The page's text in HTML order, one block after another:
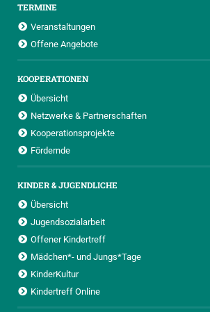
TERMINE
Veranstaltungen
Offene Angebote
KOOPERATIONEN
Übersicht
Netzwerke & Partnerschaften
Kooperationsprojekte
Fördernde
KINDER & JUGENDLICHE
Übersicht
Jugendsozialarbeit
Offener Kindertreff
Mädchen*- und Jungs*Tage
KinderKultur
Kindertreff Online